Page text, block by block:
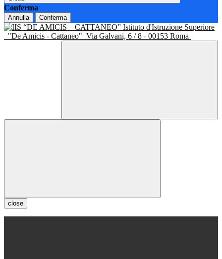
Conferma
Annulla Conferma
Istituto d'Istruzione Superiore
"De Amicis - Cattaneo" Via Galvani, 6 / 8 - 00153 Roma
close